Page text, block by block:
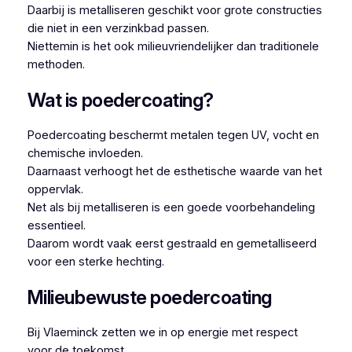
Daarbij is metalliseren geschikt voor grote constructies
die niet in een verzinkbad passen.
Niettemin is het ook milieuvriendelijker dan traditionele
methoden.
Wat is poedercoating?
Poedercoating beschermt metalen tegen UV, vocht en
chemische invloeden.
Daarnaast verhoogt het de esthetische waarde van het
oppervlak.
Net als bij metalliseren is een goede voorbehandeling
essentieel.
Daarom wordt vaak eerst gestraald en gemetalliseerd
voor een sterke hechting.
Milieubewuste poedercoating
Bij Vlaeminck zetten we in op energie met respect